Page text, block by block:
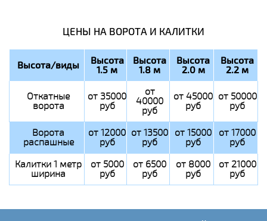
ЦЕНЫ НА ВОРОТА И КАЛИТКИ
Высота/виды Высота
1.5 м
Высота
1.8 м
Высота
2.0 м
Высота
2.2 м
Откатные
ворота
от 35000
руб
от
40000
руб
от 45000
руб
от 50000
руб
Ворота
распашные
от 12000
руб
от 13500
руб
от 15000
руб
от 17000
руб
Калитки 1 метр
ширина
от 5000
руб
от 6500
руб
от 8000
руб
от 21000
руб